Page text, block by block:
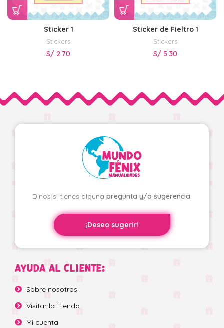
Sticker 1
Stickers
S/ 2.70
Sticker de Fieltro 1
Stickers
S/ 5.30
Dinos si tienes alguna pregunta y/o sugerencia.
¡Deseo sugerir!
AYUDA AL CLIENTE:
Sobre nosotros
Visitar la Tienda
Mi cuenta